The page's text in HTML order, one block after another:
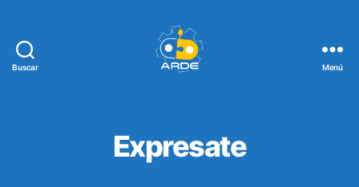
Buscar Menú
Expresate